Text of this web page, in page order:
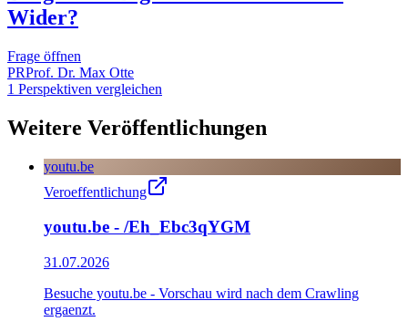
Wider?
Frage öffnen
PRProf. Dr. Max Otte
1 Perspektiven vergleichen
Weitere Veröffentlichungen
youtu.be
Veroeffentlichung
youtu.be - /Eh_Ebc3qYGM
31.07.2026
Besuche youtu.be - Vorschau wird nach dem Crawling
ergaenzt.